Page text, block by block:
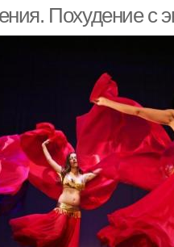
Похудение с